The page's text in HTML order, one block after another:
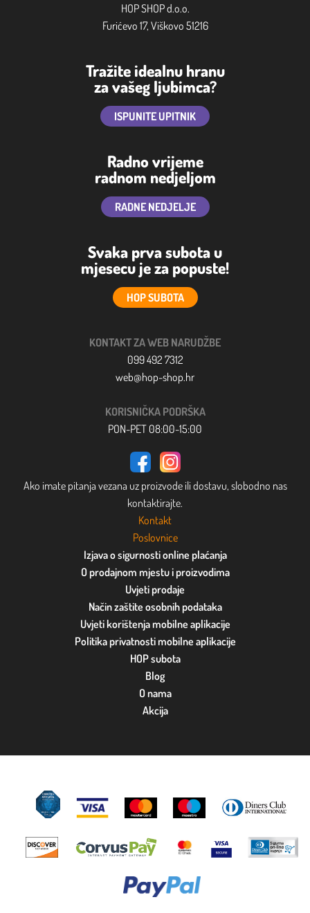
HOP SHOP d.o.o.
Furićevo 17, Viškovo 51216
Tražite idealnu hranu
za vašeg ljubimca?
ISPUNITE UPITNIK
Radno vrijeme
radnom nedjeljom
RADNE NEDJELJE
Svaka prva subota u
mjesecu je za popuste!
HOP SUBOTA
KONTAKT ZA WEB NARUDŽBE
099 492 7312
web@hop-shop.hr
KORISNIČKA PODRŠKA
PON-PET 08:00-15:00
Ako imate pitanja vezana uz proizvode ili dostavu, slobodno nas
kontaktirajte.
Kontakt
Poslovnice
Izjava o sigurnosti online plaćanja
O prodajnom mjestu i proizvodima
Uvjeti prodaje
Način zaštite osobnih podataka
Uvjeti korištenja mobilne aplikacije
Politika privatnosti mobilne aplikacije
HOP subota
Blog
O nama
Akcija